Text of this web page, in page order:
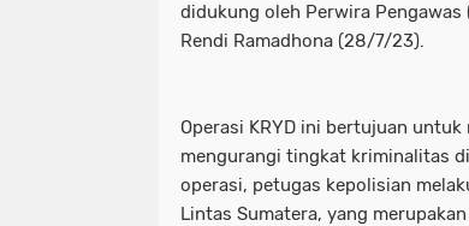
didukung oleh Perwira Pengawas
Rendi Ramadhona (28/7/23).
Operasi KRYD ini bertujuan
mengurangi tingkat kriminalitas
operasi, petugas kepolisian
Lintas Sumatera, yang